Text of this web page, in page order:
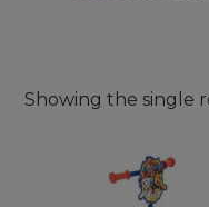
Showing the single